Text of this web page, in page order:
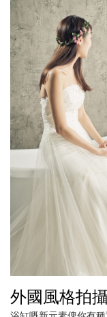
外國風格拍